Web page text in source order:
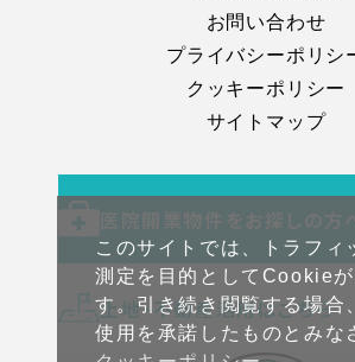
お問い合わせ
プライバシーポリシ
クッキーポリシー
サイトマップ
土地・不動産活用はこちら
このサイトでは、トラフィ
測定を目的としてCookieが
す。引き続き閲覧する場
使用を承諾したものとみな